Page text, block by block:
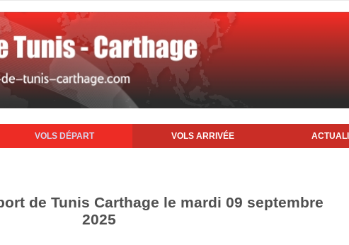
VOLS DÉPART VOLS ARRIVÉE
de Tunis Carthage le mardi 09 septembre
2025